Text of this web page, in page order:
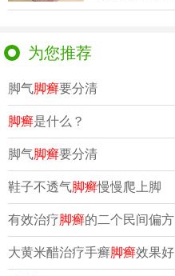
炎蜂窝织炎等
为您推荐
脚气脚癣要分清
脚癣是什么？
脚气脚癣要分清
鞋子不透气脚癣慢慢爬上脚
有效治疗脚癣的二个民间偏方
大黄米醋治疗手癣脚癣效果好